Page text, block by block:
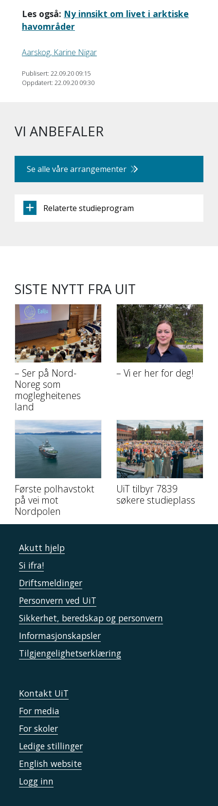
Les også: Ny innsikt om livet i arktiske
havområder
Aarskog, Karine Nigar
Publisert: 22.09.20 09:15
Oppdatert: 22.09.20 09:30
VI ANBEFALER
Se alle våre arrangementer
Relaterte studieprogram
SISTE NYTT FRA UIT
– Ser på Nord-
Noreg som
moglegheitenes
land
– Vi er her for deg!
Første polhavstokt
på vei mot
Nordpolen
UiT tilbyr 7839
søkere studieplass
Akutt hjelp
Si ifra!
Driftsmeldinger
Personvern ved UiT
Sikkerhet, beredskap og personvern
Informasjonskapsler
Tilgjengelighetserklæring
Kontakt UiT
For media
For skoler
Ledige stillinger
English website
Logg inn